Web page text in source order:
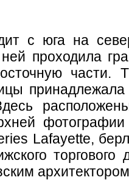
с юга на
проходила
части.
Lafayette,